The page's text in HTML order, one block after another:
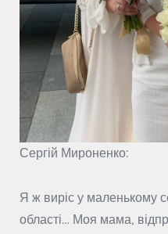
Сергій Мироненко:
Я ж виріс у маленькому
області… Моя мама,